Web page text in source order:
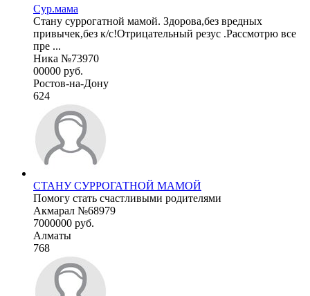
Сур.мама
Стану суррогатной мамой. Здорова,без вредных
привычек,без к/с!Отрицательный резус .Рассмотрю все
пре ...
Ника №73970
00000 руб.
Ростов-на-Дону
624
СТАНУ СУРРОГАТНОЙ МАМОЙ
Помогу стать счастливыми родителями
Акмарал №68979
7000000 руб.
Алматы
768